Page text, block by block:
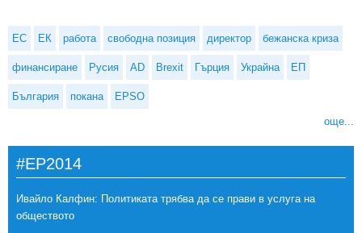
ЕС ЕК работа свободна позиция директор бежанска криза
финансиране Русия AD Brexit Гърция Украйна ЕП
България покана EPSO
още...
#EP2014
Ивайло Калфин: Политиката трябва да се прави в услуга на
обществото